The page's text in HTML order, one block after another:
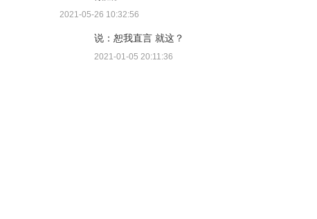
2021-05-26 10:32:56
说：恕我直言 就这？
2021-01-05 20:11:36